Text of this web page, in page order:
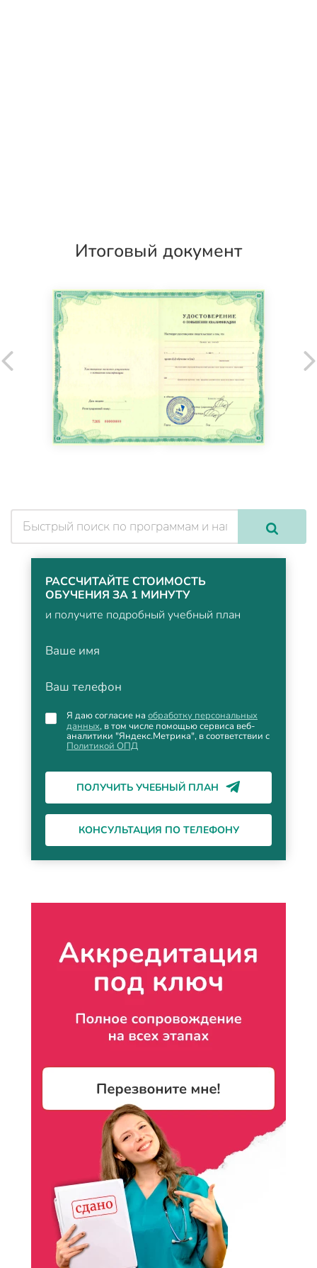
Итоговый документ
РАССЧИТАЙТЕ СТОИМОСТЬ
ОБУЧЕНИЯ ЗА 1 МИНУТУ
и получите подробный учебный план
Ваше имя
Ваш телефон
Я даю согласие на обработку персональных
данных, в том числе помощью сервиса веб-
аналитики "Яндекс.Метрика", в соответствии с
Политикой ОПД
ПОЛУЧИТЬ УЧЕБНЫЙ ПЛАН
КОНСУЛЬТАЦИЯ ПО ТЕЛЕФОНУ